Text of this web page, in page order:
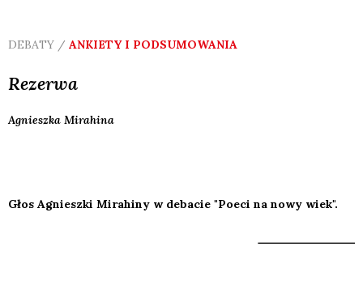
DEBATY / ANKIETY I PODSUMOWANIA
Rezerwa
Agnieszka Mirahina
Głos Agnieszki Mirahiny w debacie "Poeci na nowy wiek".